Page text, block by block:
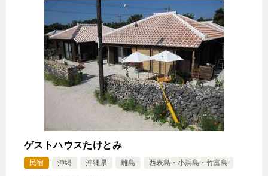
【禁煙】ツインルーム約26平米
1泊大人1名合計（税込）
20,000円
じゃらんで確認する
ゲストハウスたけとみ
民宿 沖縄 沖縄県 離島 西表島・小浜島・竹富島